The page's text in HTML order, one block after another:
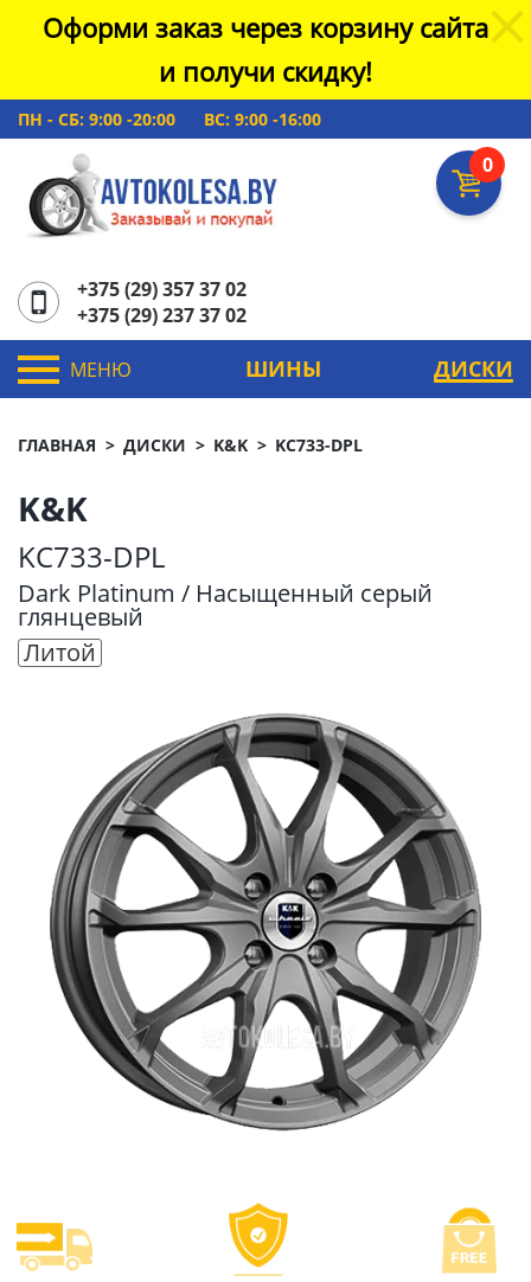
Оформи заказ через корзину сайта
и получи скидку!
ПН - СБ: 9:00 -20:00 ВС: 9:00 -16:00
0
+375 (29) 357 37 02
+375 (29) 237 37 02
МЕНЮ ШИНЫ ДИСКИ
ГЛАВНАЯ ДИСКИ K&K KC733-DPL
K&K
KC733-DPL
Dark Platinum / Насыщенный серый
глянцевый
Литой